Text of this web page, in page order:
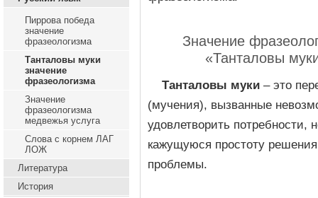
Пиррова победа
значение
фразеологизма
Танталовы муки
значение
фразеологизма
Значение
фразеологизма
медвежья услуга
Слова с корнем ЛАГ
ЛОЖ
Литература
История
Значение
«Танталовы
Танталовы муки – это
(мучения), вызванные
удовлетворить потребности,
кажущуюся простоту
проблемы.